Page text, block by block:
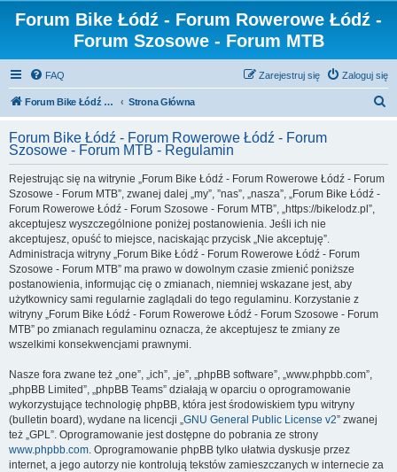
Forum Bike Łódź - Forum Rowerowe Łódź -
Forum Szosowe - Forum MTB
FAQ Zaloguj się
Zarejestruj się
Forum Bike Łódź - Forum Rowerowe Łódź - Forum Szosowe - Forum MTB Strona Główna
k
Forum Bike Łódź - Forum Rowerowe Łódź - Forum
Szosowe - Forum MTB - Regulamin
Rejestrując się na witrynie „Forum Bike Łódź - Forum Rowerowe Łódź - Forum
Szosowe - Forum MTB”, zwanej dalej „my”, ”nas”, „nasza”, „Forum Bike Łódź -
Forum Rowerowe Łódź - Forum Szosowe - Forum MTB”, „https://bikelodz.pl”,
akceptujesz wyszczególnione poniżej postanowienia. Jeśli ich nie
akceptujesz, opuść to miejsce, naciskając przycisk „Nie akceptuję”.
Administracja witryny „Forum Bike Łódź - Forum Rowerowe Łódź - Forum
Szosowe - Forum MTB” ma prawo w dowolnym czasie zmienić poniższe
postanowienia, informując cię o zmianach, niemniej wskazane jest, aby
użytkownicy sami regularnie zaglądali do tego regulaminu. Korzystanie z
witryny „Forum Bike Łódź - Forum Rowerowe Łódź - Forum Szosowe - Forum
MTB” po zmianach regulaminu oznacza, że akceptujesz te zmiany ze
wszelkimi konsekwencjami prawnymi.
Nasze fora zwane też „one”, „ich”, „je”, „phpBB software”, „www.phpbb.com”,
„phpBB Limited”, „phpBB Teams” działają w oparciu o oprogramowanie
wykorzystujące technologię phpBB, która jest środowiskiem typu witryny
(bulletin board), wydane na licencji „GNU General Public License v2” zwanej
też „GPL”. Oprogramowanie jest dostępne do pobrania ze strony
www.phpbb.com. Oprogramowanie phpBB tylko ułatwia dyskusje przez
internet, a jego autorzy nie kontrolują tekstów zamieszczanych w internecie za